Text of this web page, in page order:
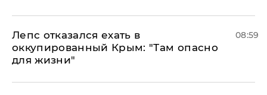
Лепс отказался ехать в
оккупированный Крым: "Там опасно
для жизни"
08:59